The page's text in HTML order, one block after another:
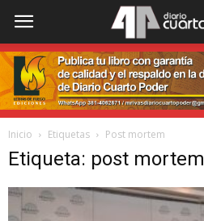
Inicio Etiquetas Post mortem
Etiqueta: post mortem